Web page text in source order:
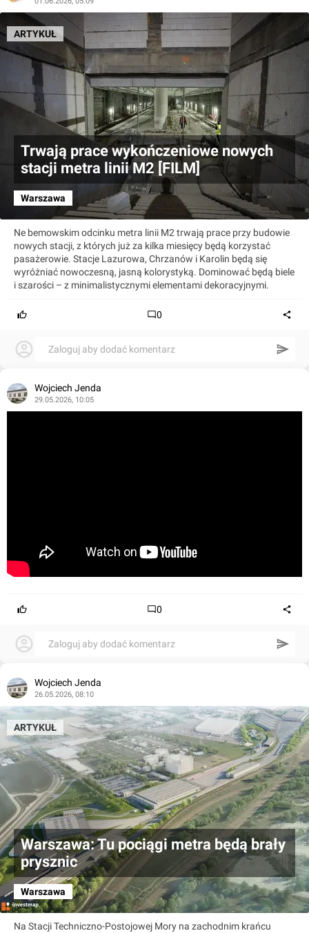
Trwają prace wykończeniowe nowych
stacji metra linii M2 [FILM]
Warszawa
ARTYKUŁ
Ne bemowskim odcinku metra linii M2 trwają prace przy budowie
nowych stacji, z których już za kilka miesięcy będą korzystać
pasażerowie. Stacje Lazurowa, Chrzanów i Karolin będą się
wyróżniać nowoczesną, jasną kolorystyką. Dominować będą biele
i szarości – z minimalistycznymi elementami dekoracyjnymi.
0
Zaloguj aby dodać komentarz
Wojciech Jenda
29.05.2026, 10:05
0
Zaloguj aby dodać komentarz
Wojciech Jenda
26.05.2026, 08:10
Warszawa: Tu pociągi metra będą brały
prysznic
Warszawa
ARTYKUŁ
Na Stacji Techniczno-Postojowej Mory na zachodnim krańcu